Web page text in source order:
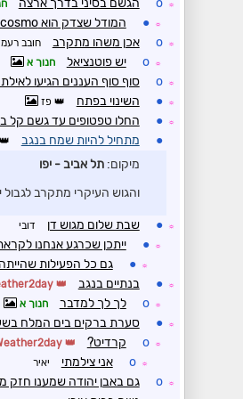
☼
o הגשם בסיני בדרך ארצה
☼
● המודל שצדק הוא cosmo ?
☼
o אכן משהו מתקרב חובב
☼
o יש פוטנציאל חנוך א
☼
o סוף סוף העננים הגיעו
☼
● השינוי בפתח פז
☼
●
החלו טפטופים עד גשם קל
●
מתחיל להיות שמח בנגב
מיקום:תל אביב - יפו
והגוש העיקרי מתקרב
☼
● שבת שלום מגוש דן דובי
☼
● ייתכן שכרגע אנחנו
☼
● גם כל הפעילות
☼
● בנתיים בנגב Weather2day
☼
o לך לך למדבר חנוך א
☼
● סערת ברקים בים המלח
☼
o קרדיט? Weather2day
☼
o אני צילמתי יאיר
☼
o גם באבן יהודה שמענו חזק